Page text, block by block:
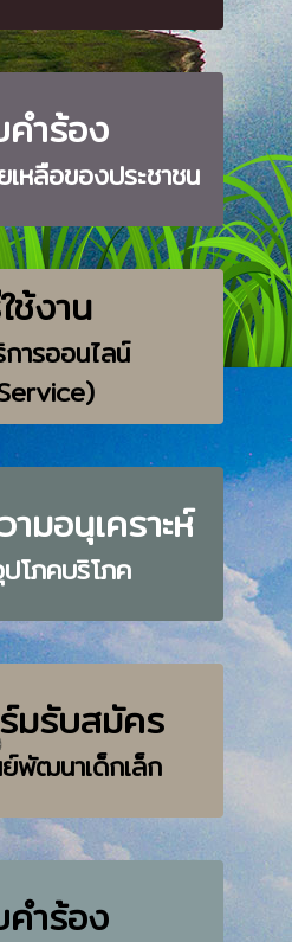
คำร้อง
หลือของประชาชน
ช้งาน
ารออนไลน์
Service)
มอนุเคราะห์
ปโภคบริโภค
มรับสมัคร
พัฒนาเด็กเล็ก
ำร้อง